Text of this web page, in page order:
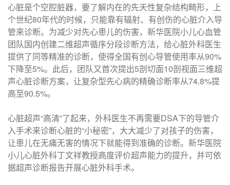
心脏是个空腔脏器，要了解内在的先天性复杂结构畸形，上
个世纪80年代的时候，只能靠有辐射、有创伤的心脏介入导
管来诊断。为减少对先心患儿的伤害，新华医院小儿心血管
团队国内创建二维超声循序分段诊断方法，给心脏外科医生
提供了同等精准的诊断，使得全国有创心导管使用率从90%
下降至5%。此后，团队又首次提出5剖切面10剖视面三维超
声心脏诊断方案，让复杂型先心病的精确诊断率从74.8%提
高至90.5%。
心脏超声“高清”了起来，外科医生不再需要DSA下的导管介
入手术来诊断心脏的“小秘密”，大大减少了对孩子的伤害，
让患儿在无痛无害的情况下就能得到准确的诊断。新华医院
小儿心脏外科丁文祥教授高度评价超声能力的提升，并可依
据超声诊断报告开展心脏外科手术。